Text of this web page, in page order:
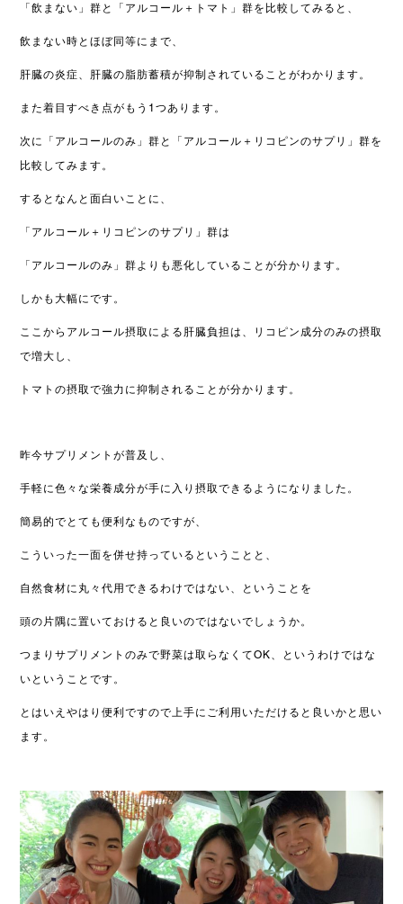
「飲まない」群と「アルコール＋トマト」群を比較してみると、
飲まない時とほぼ同等にまで、
肝臓の炎症、肝臓の脂肪蓄積が抑制されていることがわかります。
また着目すべき点がもう1つあります。
次に「アルコールのみ」群と「アルコール＋リコピンのサプリ」群を
比較してみます。
するとなんと面白いことに、
「アルコール＋リコピンのサプリ 」群は
「アルコールのみ」群よりも悪化していることが分かります。
しかも大幅にです。
ここからアルコール摂取による肝臓負担は、リコピン成分のみの摂取
で増大し、
トマトの摂取で強力に抑制されることが分かります。
昨今サプリメントが普及し、
手軽に色々な栄養成分が手に入り摂取できるようになりました。
簡易的でとても便利なものですが、
こういった一面を併せ持っているということと、
自然食材に丸々代用できるわけではない、ということを
頭の片隅に置いておけると良いのではないでしょうか。
つまりサプリメントのみで野菜は取らなくてOK、というわけではな
いということです。
とはいえやはり便利ですので上手にご利用いただけると良いかと思い
ます。